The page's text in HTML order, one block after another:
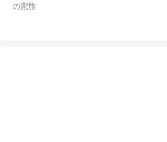
の家族